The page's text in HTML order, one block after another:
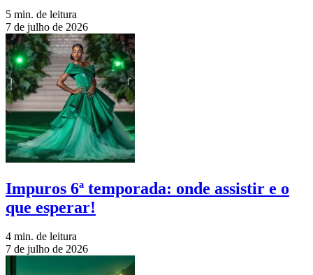
5 min. de leitura
7 de julho de 2026
Impuros 6ª temporada: onde assistir e o
que esperar!
4 min. de leitura
7 de julho de 2026